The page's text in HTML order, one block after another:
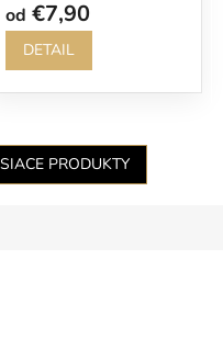
od €7,90
DETAIL
PRODUKTY